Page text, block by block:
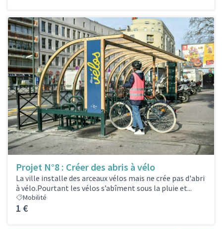
Projet N°8 : Créer des abris à vélo
La ville installe des arceaux vélos mais ne crée pas d'abri
à vélo.Pourtant les vélos s’abîment sous la pluie et...
Mobilité
1 €